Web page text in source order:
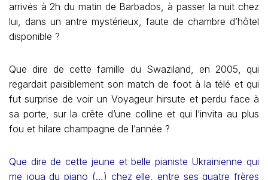
arrivés à 2h du matin de Barbados, à passer la nuit chez
lui, dans un antre mystérieux, faute de chambre d’hôtel
disponible ?
Que dire de cette famille du Swaziland, en 2005, qui
regardait paisiblement son match de foot à la télé et qui
fut surprise de voir un Voyageur hirsute et perdu face à
sa porte, sur la crête d’une colline et qui l’invita au plus
fou et hilare champagne de l’année ?
Que dire de cette jeune et belle pianiste Ukrainienne qui
me joua du piano (…) chez elle, entre ses quatre frères